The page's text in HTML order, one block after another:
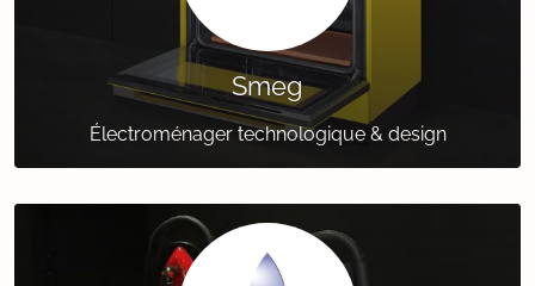
Smeg
Électroménager technologique & design